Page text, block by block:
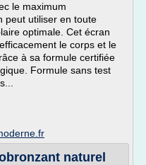
le maximum
peut utiliser en toute
optimale. Cet écran
le corps et le
à sa formule certifiée
Formule sans test
naturel